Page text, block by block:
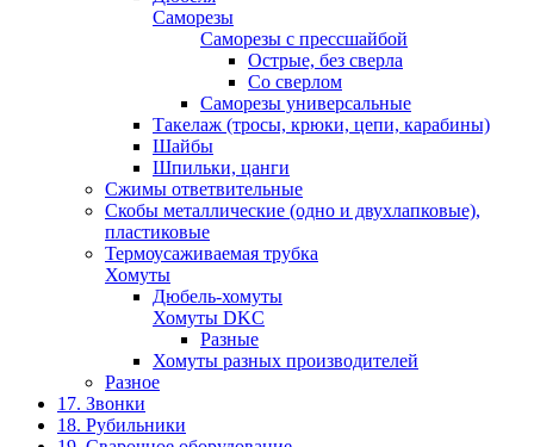
Саморезы
Саморезы с прессшайбой
Острые, без сверла
Со сверлом
Саморезы универсальные
Такелаж (тросы, крюки, цепи, карабины)
Шайбы
Шпильки, цанги
Сжимы ответвительные
Скобы металлические (одно и двухлапковые),
пластиковые
Термоусаживаемая трубка
Хомуты
Дюбель-хомуты
Хомуты DKC
Разные
Хомуты разных производителей
Разное
17. Звонки
18. Рубильники